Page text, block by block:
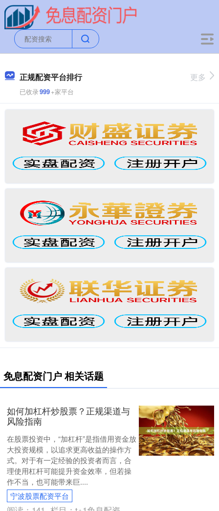
正规配资平台排行
已收录999+家平台
更多
免息配资门户 相关话题
如何加杠杆炒股票？正规渠道与
风险指南
在股票投资中，“加杠杆”是指借用资金放
大投资规模，以追求更高收益的操作方
式。对于有一定经验的投资者而言，合
理使用杠杆可能提升资金效率，但若操
作不当，也可能带来巨....
宁波股票配资平台